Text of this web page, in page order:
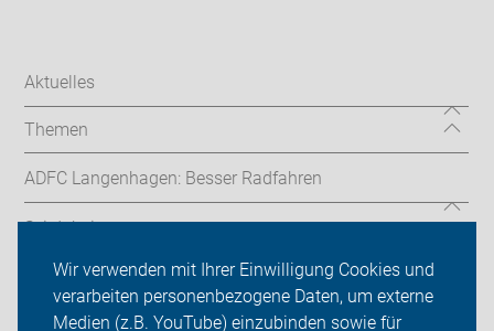
Wir verwenden mit Ihrer Einwilligung Cookies und
verarbeiten personenbezogene Daten, um externe
Medien (z.B. YouTube) einzubinden sowie für
Aktuelles
Themen
ADFC Langenhagen: Besser Radfahren
Sei dabei
Presse
Login